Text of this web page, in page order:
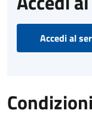
Accedi al